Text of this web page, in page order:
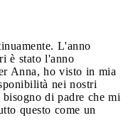
L'anno
è stato l'anno
Anna, ho visto in mia
nei nostri
di padre che mi
questo come un